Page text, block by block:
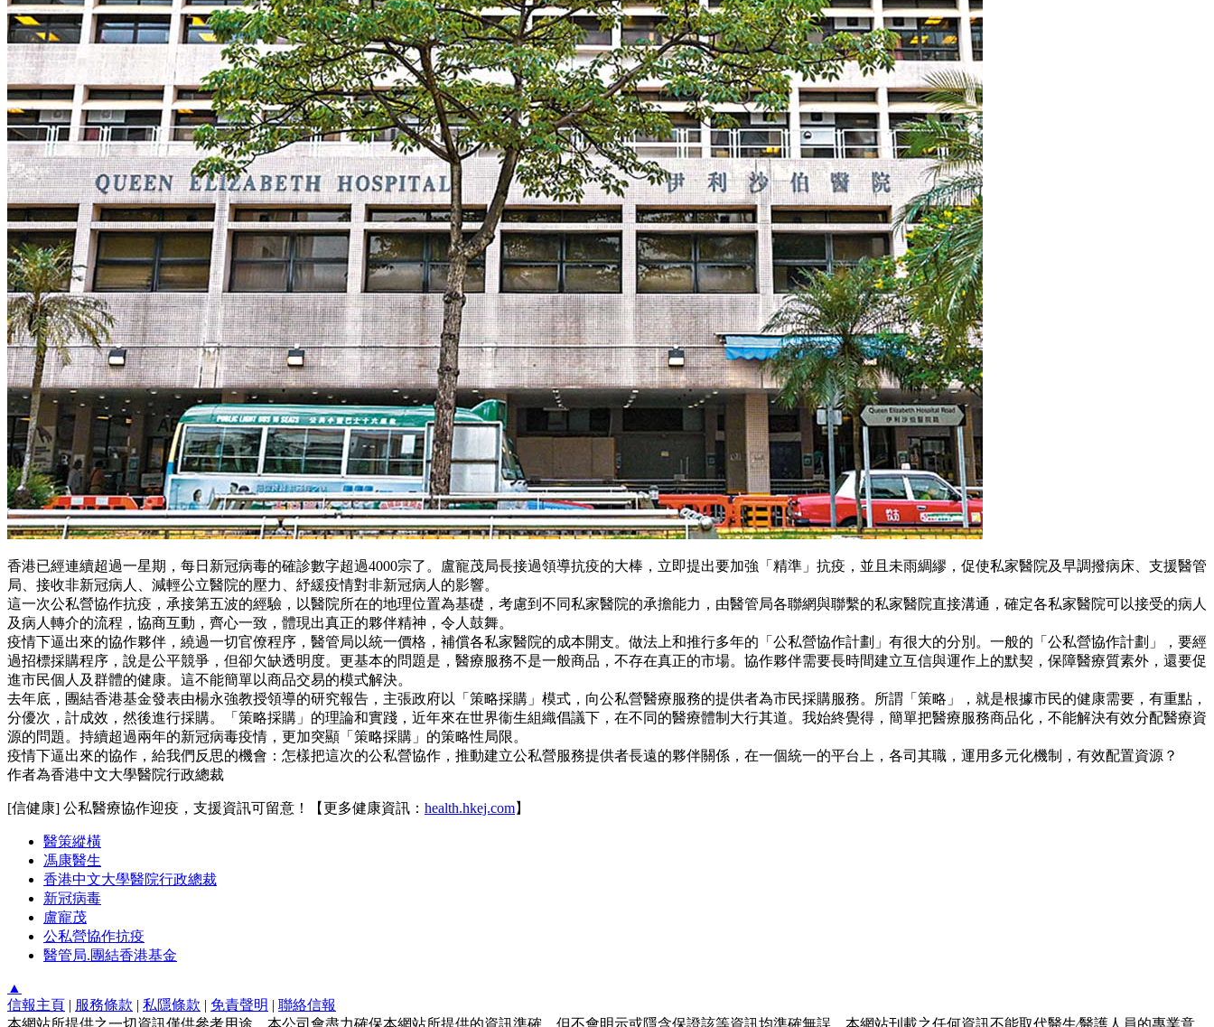
香港已經連續超過一星期，每日新冠病毒的確診數字超過4000宗了。盧寵茂局長接過領導抗疫的大棒，立即提出要加強「精準」抗疫，並且未雨綢繆，促使私家醫院及早調撥病床、支援醫管
局、接收非新冠病人、減輕公立醫院的壓力、紓緩疫情對非新冠病人的影響。
這一次公私營協作抗疫，承接第五波的經驗，以醫院所在的地理位置為基礎，考慮到不同私家醫院的承擔能力，由醫管局各聯網與聯繫的私家醫院直接溝通，確定各私家醫院可以接受的病人
及病人轉介的流程，協商互動，齊心一致，體現出真正的夥伴精神，令人鼓舞。
疫情下逼出來的協作夥伴，繞過一切官僚程序，醫管局以統一價格，補償各私家醫院的成本開支。做法上和推行多年的「公私營協作計劃」有很大的分別。一般的「公私營協作計劃」，要經
過招標採購程序，說是公平競爭，但卻欠缺透明度。更基本的問題是，醫療服務不是一般商品，不存在真正的市場。協作夥伴需要長時間建立互信與運作上的默契，保障醫療質素外，還要促
進市民個人及群體的健康。這不能簡單以商品交易的模式解決。
去年底，團結香港基金發表由楊永強教授領導的研究報告，主張政府以「策略採購」模式，向公私營醫療服務的提供者為市民採購服務。所謂「策略」，就是根據市民的健康需要，有重點，
分優次，計成效，然後進行採購。「策略採購」的理論和實踐，近年來在世界衞生組織倡議下，在不同的醫療體制大行其道。我始終覺得，簡單把醫療服務商品化，不能解決有效分配醫療資
源的問題。持續超過兩年的新冠病毒疫情，更加突顯「策略採購」的策略性局限。
疫情下逼出來的協作，給我們反思的機會：怎樣把這次的公私營協作，推動建立公私營服務提供者長遠的夥伴關係，在一個統一的平台上，各司其職，運用多元化機制，有效配置資源？
作者為香港中文大學醫院行政總裁
[信健康] 公私醫療協作迎疫，支援資訊可留意！【更多健康資訊： health.hkej.com】
醫策縱橫
馮康醫生
香港中文大學醫院行政總裁
新冠病毒
盧寵茂
公私營協作抗疫
醫管局.團結香港基金
▲
信報主頁 | 服務條款 | 私隱條款 | 免責聲明 | 聯絡信報